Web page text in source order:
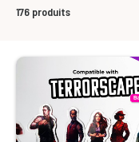
176 produits